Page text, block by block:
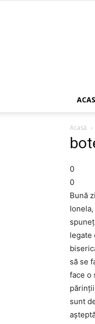
Acasă
0
0
Bună
legate
să se
face o
sunt